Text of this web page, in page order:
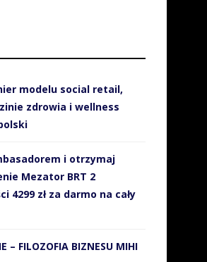
modelu social retail,
zdrowia i wellness
i otrzymaj
Mezator BRT 2
4299 zł za darmo na cały
– FILOZOFIA BIZNESU MIHI